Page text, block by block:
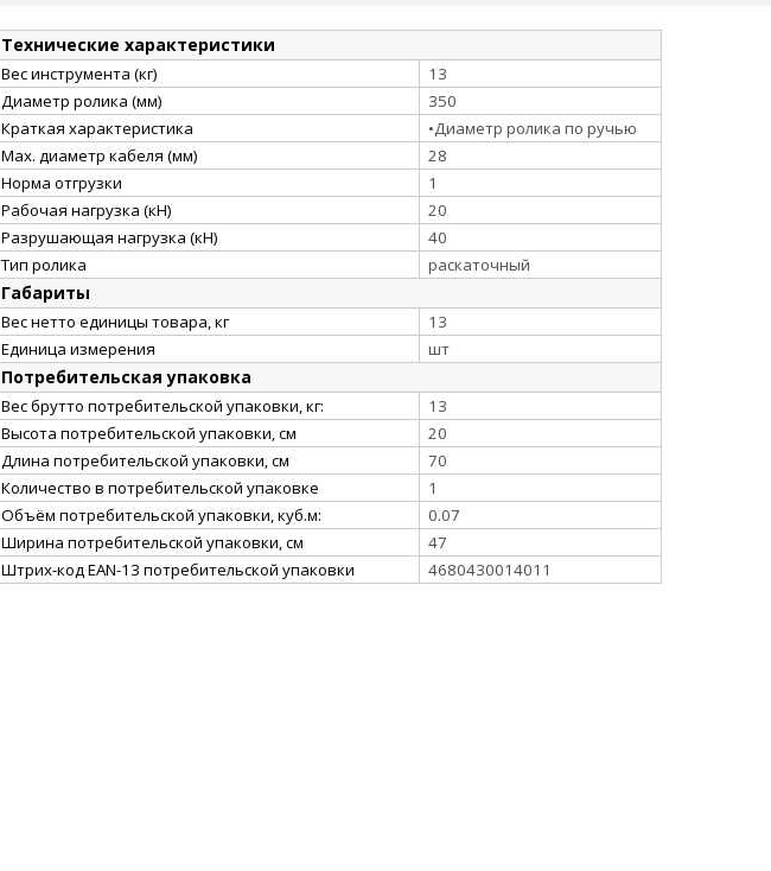
Технические характеристики
Вес инструмента (кг)
13
Диаметр ролика (мм)
350
Краткая характеристика
•Диаметр ролика по ручью
Мах. диаметр кабеля (мм)
28
Норма отгрузки
1
Рабочая нагрузка (кН)
20
Разрушающая нагрузка (кН)
40
Тип ролика
раскаточный
Габариты
Вес нетто единицы товара, кг
13
Единица измерения
шт
Потребительская упаковка
Вес брутто потребительской упаковки, кг:
13
Высота потребительской упаковки, см
20
Длина потребительской упаковки, см
70
Количество в потребительской упаковке
1
Объём потребительской упаковки, куб.м:
0.07
Ширина потребительской упаковки, см
47
Штрих-код EAN-13 потребительской упаковки
4680430014011